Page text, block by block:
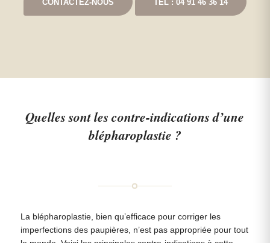
CONTACTEZ-NOUS TEL : 04 91 46 36 14
Quelles sont les contre-indications d’une
blépharoplastie ?
La blépharoplastie, bien qu’efficace pour corriger les
imperfections des paupières, n’est pas appropriée pour tout